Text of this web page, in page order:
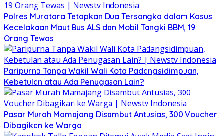
Polres Muratara Tetapkan Dua Tersangka dalam Kasus
Kecelakaan Maut Bus ALS dan Mobil Tangki BBM, 19
Orang Tewas
Paripurna Tanpa Wakil Wali Kota Padangsidimpuan,
Kebetulan atau Ada Penugasan Lain?
Pasar Murah Mamajang Disambut Antusias, 300 Voucher
Dibagikan ke Warga